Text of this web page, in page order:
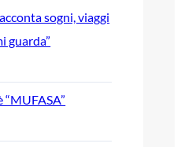
sogni, viaggi
guarda”